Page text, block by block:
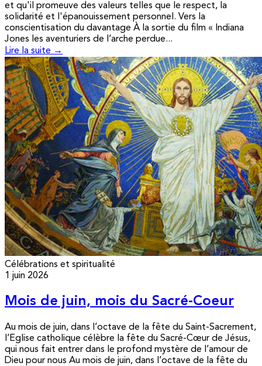
et qu'il promeuve des valeurs telles que le respect, la
solidarité et l'épanouissement personnel. Vers la
conscientisation du davantage À la sortie du film « Indiana
Jones les aventuriers de l’arche perdue...
Lire la suite →
Célébrations et spiritualité
1 juin 2026
Mois de juin, mois du Sacré-Coeur
Au mois de juin, dans l’octave de la fête du Saint-Sacrement,
l’Eglise catholique célèbre la fête du Sacré-Cœur de Jésus,
qui nous fait entrer dans le profond mystère de l’amour de
Dieu pour nous Au mois de juin, dans l’octave de la fête du